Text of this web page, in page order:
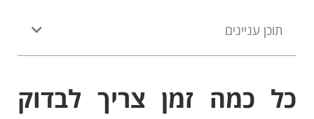
תוכן עניינים
כל כמה זמן צריך לבדוק